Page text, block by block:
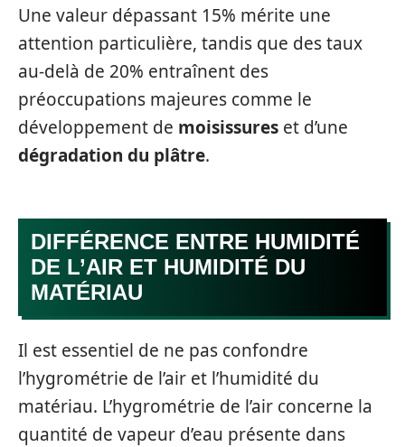
Une valeur dépassant 15% mérite une
attention particulière, tandis que des taux
au-delà de 20% entraînent des
préoccupations majeures comme le
développement de moisissures et d’une
dégradation du plâtre.
DIFFÉRENCE ENTRE HUMIDITÉ
DE L’AIR ET HUMIDITÉ DU
MATÉRIAU
Il est essentiel de ne pas confondre
l’hygrométrie de l’air et l’humidité du
matériau. L’hygrométrie de l’air concerne la
quantité de vapeur d’eau présente dans